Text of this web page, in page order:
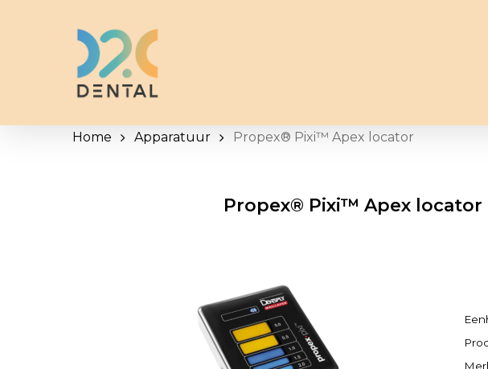
Home Apparatuur Propex® Pixi™ Apex locator
Propex® Pixi™ Apex locator